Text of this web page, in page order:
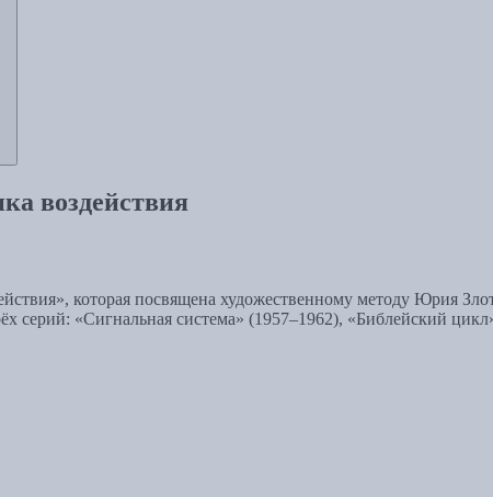
воздействия
которая посвящена художественному методу Юрия
серий: «Сигнальная система» (1957–1962), «Библейский